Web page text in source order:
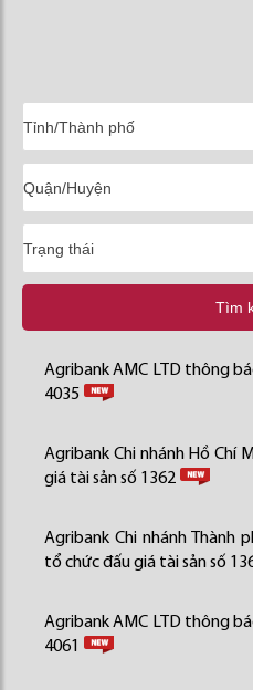
Tìm
Agribank AMC LTD thông
4035
Agribank Chi nhánh Hồ Chí
giá tài sản số 1362
Agribank Chi nhánh Thành
tổ chức đấu giá tài sản số
Agribank AMC LTD thông
4061